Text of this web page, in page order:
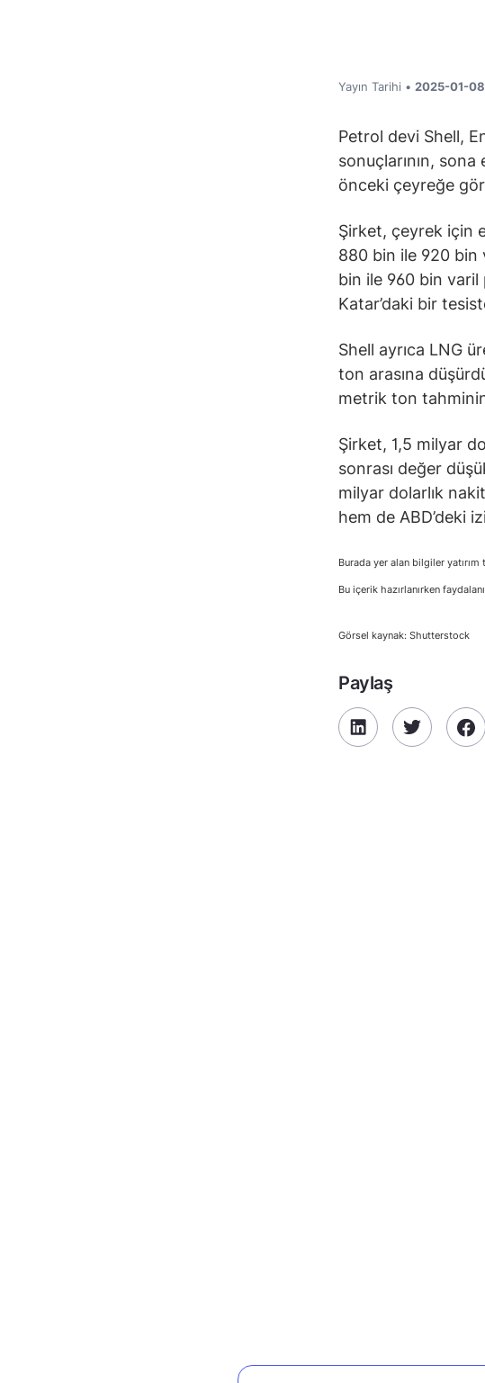
Yayın Tarihi • 2025-01-08
Petrol devi Shell,
sonuçlarının,
önceki çeyreğe
Şirket, çeyrek için
880 bin ile 920 bin
bin ile 960 bin
Katar’daki bir
Shell ayrıca LNG
ton arasına
metrik ton
Şirket, 1,5 milyar
sonrası değer
milyar dolarlık
hem de ABD’deki
Burada yer alan bilgiler
Bu içerik hazırlanırken
Görsel kaynak: Shutterstock
Paylaş